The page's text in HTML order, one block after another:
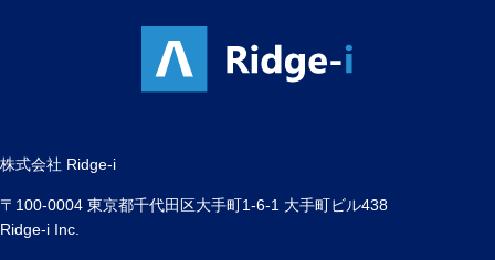
株式会社 Ridge-i
〒100-0004 東京都千代田区大手町1-6-1 大手町ビル438
Ridge-i Inc.